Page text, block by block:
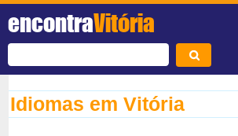
encontraVitória
Idiomas em Vitória